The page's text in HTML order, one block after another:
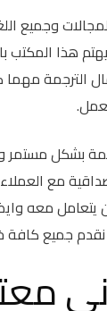
وجميع
هذا المكتب
الترجمة
بشكل
مع
يتعامل معه
جميع كافة